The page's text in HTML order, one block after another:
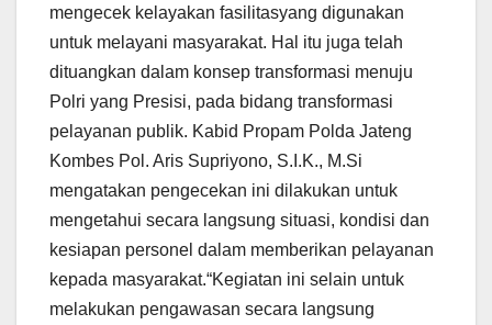
mengecek kelayakan fasilitasyang digunakan
untuk melayani masyarakat. Hal itu juga telah
dituangkan dalam konsep transformasi menuju
Polri yang Presisi, pada bidang transformasi
pelayanan publik. Kabid Propam Polda Jateng
Kombes Pol. Aris Supriyono, S.I.K., M.Si
mengatakan pengecekan ini dilakukan untuk
mengetahui secara langsung situasi, kondisi dan
kesiapan personel dalam memberikan pelayanan
kepada masyarakat.“Kegiatan ini selain untuk
melakukan pengawasan secara langsung